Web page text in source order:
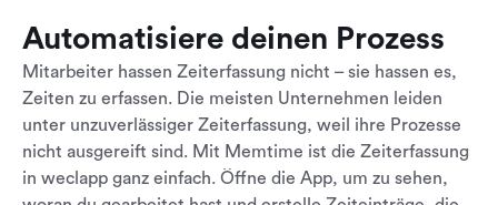
Automatisiere deinen Prozess
Mitarbeiter hassen Zeiterfassung nicht – sie hassen es,
Zeiten zu erfassen. Die meisten Unternehmen leiden
unter unzuverlässiger Zeiterfassung, weil ihre Prozesse
nicht ausgereift sind. Mit Memtime ist die Zeiterfassung
in weclapp ganz einfach. Öffne die App, um zu sehen,